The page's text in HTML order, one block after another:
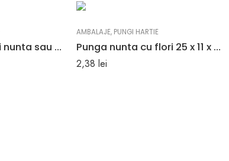
Pungi roz marturii nunta sau botez 25 x 11 x 31 cm
AMBALAJE, PUNGI HARTIE
Punga nunta cu flori 25 x 11 x 28 cm
2,38 lei